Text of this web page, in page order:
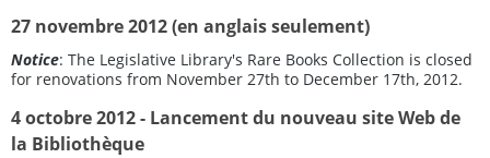
27 novembre 2012 (en anglais seulement)
Notice: The Legislative Library's Rare Books Collection is closed
for renovations from November 27th to December 17th, 2012.
4 octobre 2012 - Lancement du nouveau site Web de
la Bibliothèque